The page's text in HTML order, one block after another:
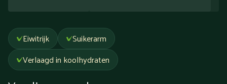
Eiwitrijk
Suikerarm
Verlaagd in koolhydraten